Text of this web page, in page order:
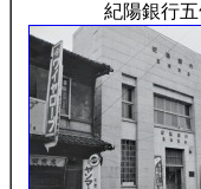
紀陽銀行